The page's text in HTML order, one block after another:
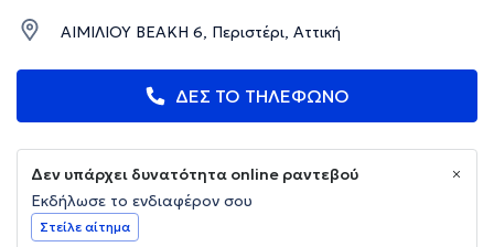
ΑΙΜΙΛΙΟΥ ΒΕΑΚΗ 6, Περιστέρι, Αττική
ΔΕΣ ΤΟ ΤΗΛΕΦΩΝΟ
Δεν υπάρχει δυνατότητα online ραντεβού
Εκδήλωσε το ενδιαφέρον σου
Στείλε αίτημα